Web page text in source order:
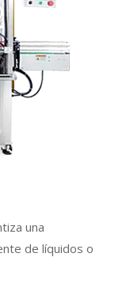
una
de líquidos o